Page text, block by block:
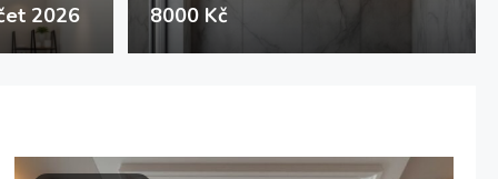
návrh, montáž a rozpočet 2026
2026
8000 Kč